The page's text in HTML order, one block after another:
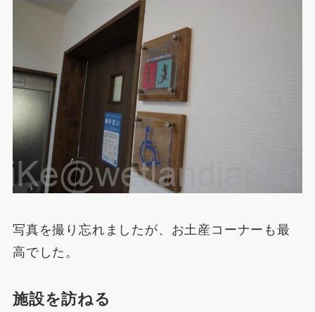
写真を撮り忘れましたが、お土産コーナーも最
高でした。
施設を訪ねる